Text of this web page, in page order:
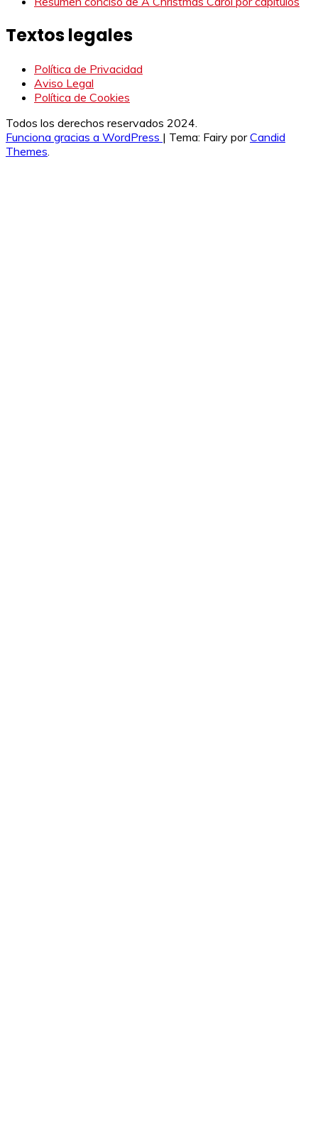
Textos legales
Política de Privacidad
Aviso Legal
Política de Cookies
Todos los derechos reservados 2024.
Funciona gracias a WordPress | Tema: Fairy porCandid
Themes